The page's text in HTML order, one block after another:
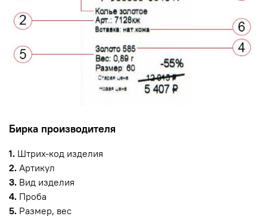
Бирка производителя
1. Штрих-код изделия
2. Артикул
3. Вид изделия
4. Проба
5. Размер, вес